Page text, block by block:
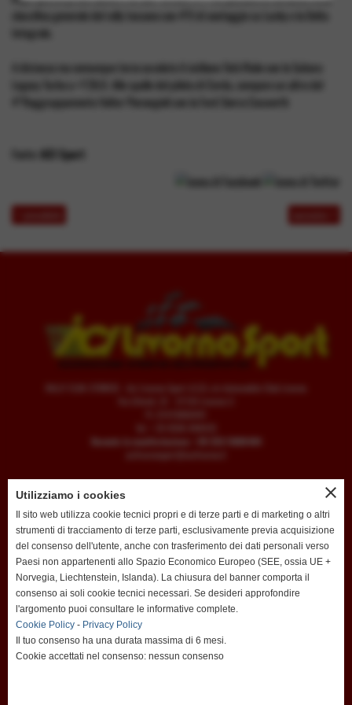
classifica generale del rally toscano con 4''9 di vantaggio su Lucky e la Delta
Integrale.
A distanza ma comunque terzo assoluto il siciliano Totò Riolo con la Subaru
Legacy Turbo a +1'28.0. Alle spalle del pilota di Cerda, compare un altro del
4°Raggruppamento Valter Pierangioli con la Ford Sierra Cosworth
Fonte: ACI Sport
Durante la manifestazione: +39 333/5880484
totale visite
1980640
sei il visitatore numero
238927
08-08-2026 20:25
close
Utilizziamo i cookies
Il sito web utilizza cookie tecnici propri e di terze parti e di marketing o altri
strumenti di tracciamento di terze parti, esclusivamente previa acquisizione
del consenso dell'utente, anche con trasferimento dei dati personali verso
Paesi non appartenenti allo Spazio Economico Europeo (SEE, ossia UE +
Norvegia, Liechtenstein, Islanda). La chiusura del banner comporta il
consenso ai soli cookie tecnici necessari. Se desideri approfondire
l'argomento puoi consultare le informative complete.
Cookie Policy - Privacy Policy
Il tuo consenso ha una durata massima di 6 mesi.
Cookie accettati nel consenso: nessun consenso